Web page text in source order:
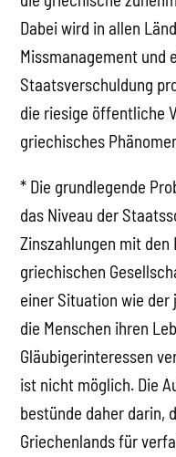
Dabei wird in allen
Missmanagement und
Staatsverschuldung
die riesige öffentliche
griechisches
* Die grundlegende
das Niveau der
Zinszahlungen mit
griechischen
einer Situation wie
die Menschen ihren
Gläubigerinteressen
ist nicht möglich. Die
bestünde daher darin,
Griechenlands für